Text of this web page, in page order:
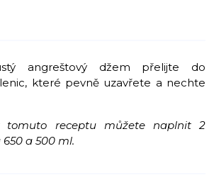
angreštový džem přelijte do
které pevně uzavřete a nechte
tomuto receptu můžete naplnit 2
a 500 ml.